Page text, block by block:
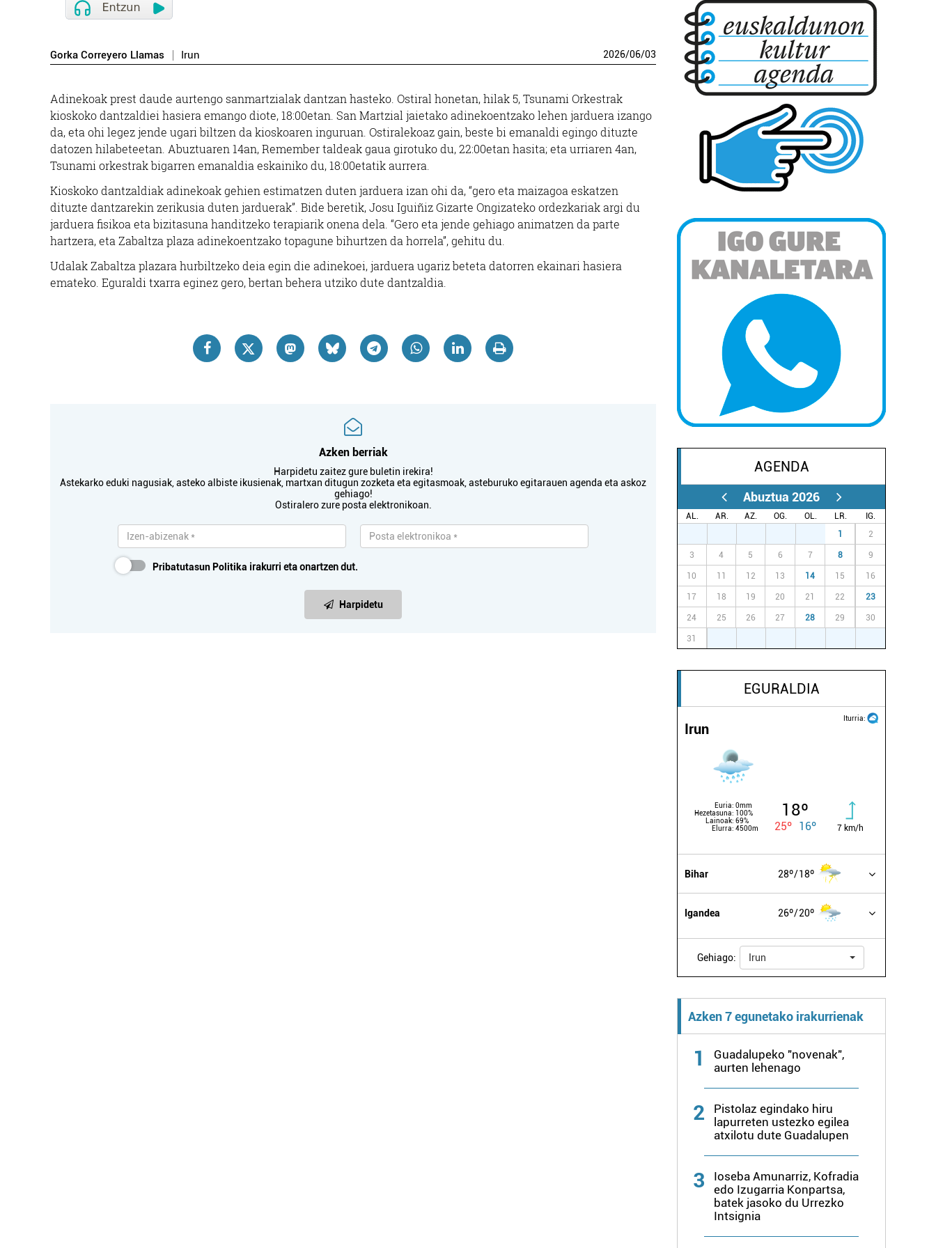
Gorka Correyero Llamas Irun 2026/06/03
Adinekoak prest daude aurtengo sanmartzialak dantzan hasteko. Ostiral honetan, hilak 5, Tsunami Orkestrak
kioskoko dantzaldiei hasiera emango diote, 18:00etan. San Martzial jaietako adinekoentzako lehen jarduera izango
da, eta ohi legez jende ugari biltzen da kioskoaren inguruan. Ostiralekoaz gain, beste bi emanaldi egingo dituzte
datozen hilabeteetan. Abuztuaren 14an, Remember taldeak gaua girotuko du, 22:00etan hasita; eta urriaren 4an,
Tsunami orkestrak bigarren emanaldia eskainiko du, 18:00etatik aurrera.
Kioskoko dantzaldiak adinekoak gehien estimatzen duten jarduera izan ohi da, “gero eta maizagoa eskatzen
dituzte dantzarekin zerikusia duten jarduerak”. Bide beretik, Josu Iguiñiz Gizarte Ongizateko ordezkariak argi du
jarduera fisikoa eta bizitasuna handitzeko terapiarik onena dela. “Gero eta jende gehiago animatzen da parte
hartzera, eta Zabaltza plaza adinekoentzako topagune bihurtzen da horrela”, gehitu du.
Udalak Zabaltza plazara hurbiltzeko deia egin die adinekoei, jarduera ugariz beteta datorren ekainari hasiera
emateko. Eguraldi txarra eginez gero, bertan behera utziko dute dantzaldia.
Azken berriak
Harpidetu zaitez gure buletin irekira!
Astekarko eduki nagusiak, asteko albiste ikusienak, martxan ditugun zozketa eta egitasmoak, asteburuko egitarauen agenda eta askoz
gehiago!
Ostiralero zure posta elektronikoan.
Pribatutasun Politika irakurri eta onartzen dut.
Harpidetu
AGENDA
Abuztua 2026
AL. AR. AZ. OG. OL. LR.
IG.
1 2
3 4 5 6 7 8 9
10 11 12 13 14 15 16
17 18 19 20 21 22 23
24 25 26 27 28 29 30
31
EGURALDIA
Iturria:
Irun
Euria: 0mm
Hezetasuna: 100%
Lainoak: 69%
Elurra: 4500m
18º
25º 16º 7 km/h
Bihar 28º 18º
Igandea 26º 20º
Gehiago: Irun
Azken 7 egunetako irakurrienak
1
Guadalupeko "novenak",
aurten lehenago
2
Pistolaz egindako hiru
lapurreten ustezko egilea
atxilotu dute Guadalupen
3
Ioseba Amunarriz, Kofradia
edo Izugarria Konpartsa,
batek jasoko du Urrezko
Intsignia